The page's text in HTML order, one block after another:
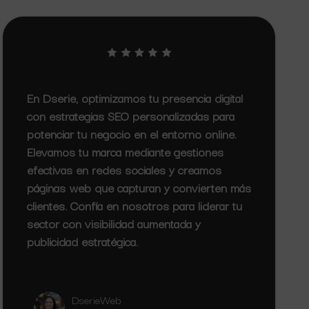
En Dserie, optimizamos tu presencia digital
con estrategias SEO personalizadas para
potenciar tu negocio en el entorno online.
Elevamos tu marca mediante gestiones
efectivas en redes sociales y creamos
páginas web que capturan y convierten más
clientes. Confía en nosotros para liderar tu
sector con visibilidad aumentada y
publicidad estratégica.
DserieWeb